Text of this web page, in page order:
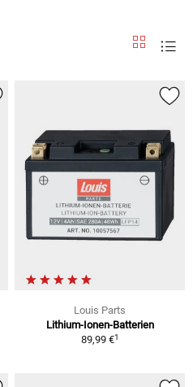
Louis Parts
Lithium-Ionen-Batterien
89,99 €1